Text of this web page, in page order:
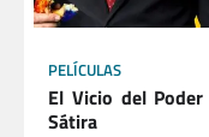
PELÍCULAS
El Vicio del
Sátira